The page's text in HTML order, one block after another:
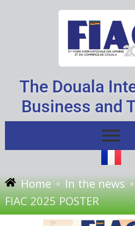
The Douala
Business and
Home » In the news »
FIAC 2025 POSTER